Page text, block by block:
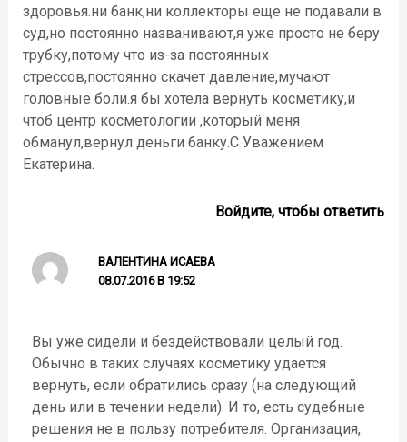
здоровья.ни банк,ни коллекторы еще не подавали в
суд,но постоянно названивают,я уже просто не беру
трубку,потому что из-за постоянных
стрессов,постоянно скачет давление,мучают
головные боли.я бы хотела вернуть косметику,и
чтоб центр косметологии ,который меня
обманул,вернул деньги банку.С Уважением
Екатерина.
Войдите, чтобы ответить
ВАЛЕНТИНА ИСАЕВА
08.07.2016 В 19:52
Вы уже сидели и бездействовали целый год.
Обычно в таких случаях косметику удается
вернуть, если обратились сразу (на следующий
день или в течении недели). И то, есть судебные
решения не в пользу потребителя. Организация,